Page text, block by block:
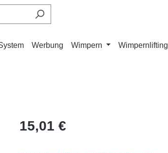
Werbung Wimpern Wimpernlifting
15,01 €